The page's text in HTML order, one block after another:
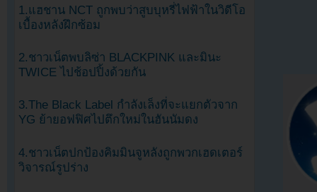
1.แฮชาน NCT ถูกพบว่าสูบบุหรี่ไฟฟ้าในวิดีโอ
เบื้องหลังฝึกซ้อม
2.ชาวเน็ตพบลิซ่า BLACKPINK และมินะ
TWICE ไปช้อปปิ้งด้วยกัน
3.The Black Label กำลังเล็งที่จะแยกตัวจาก
YG ย้ายอฟฟิศไปตึกใหม่ในฮันนัมดง
4.ชาวเน็ตปกป้องคิมมินจูหลังถูกพวกเฮดเตอร์
วิจารณ์รูปร่าง